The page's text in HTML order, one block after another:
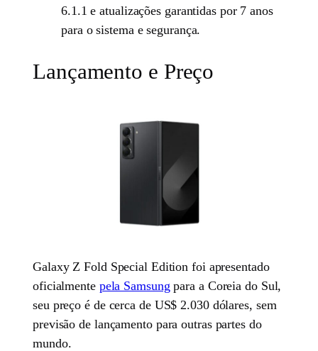
6.1.1 e atualizações garantidas por 7 anos
para o sistema e segurança.
Lançamento e Preço
Galaxy Z Fold Special Edition foi apresentado
oficialmente pela Samsung para a Coreia do Sul,
seu preço é de cerca de US$ 2.030 dólares, sem
previsão de lançamento para outras partes do
mundo.